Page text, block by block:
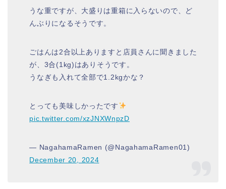
うな重ですが、大盛りは重箱に入らないので、ど
んぶりになるそうです。
ごはんは2合以上ありますと店員さんに聞きました
が、3合(1kg)はありそうです。
うなぎも入れて全部で1.2kgかな？
とっても美味しかったです
pic.twitter.com/xzJNXWnpzD
— NagahamaRamen (@NagahamaRamen01)
December 20, 2024